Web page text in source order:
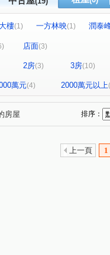
樓(1) 一方林映(1) 潤泰
竿蓁華廈
公園
(1) (1) 港墘路
中港路 竿蓁二街(1)
(1) 文化路二段(2) 昌德
店面(3)
2房(3) 3房(10)
萬元(4) 2000萬元以上
房屋 排序：
上一頁 1